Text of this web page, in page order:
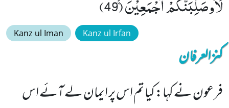
Kanz ul Iman Kanz ul Irfan
کنزالعرفان
فرعون نے کہا: کیا تم اس پر ایمان لے آئے اس